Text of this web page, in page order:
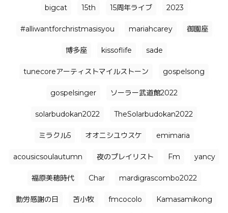
bigcat 15th 15周年ライブ 2023
#alliwantforchristmasisyou mariahcarey 御園座
博多座 kissoflife sade
tunecoreアーティストマイルストーン gospelsong
gospelsinger ソーラー武道館2022
solarbudokan2022 TheSolarbudokan2022
ミラクル5 オオニシユウスケ emimaria
acousicsoulautumn 夜のプレイリスト Fm yancy
福原美穂時代 Char mardigrascombo2022
勤労感謝の日 苫小牧 fmcocolo Kamasamikong